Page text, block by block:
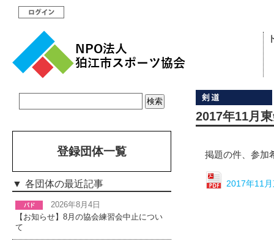
2017年11月
掲題の件、参加
2017年11
登録団体一覧
各団体の最近記事
2026年8月4日
【お知らせ】8月の協会練習会中止につい
て